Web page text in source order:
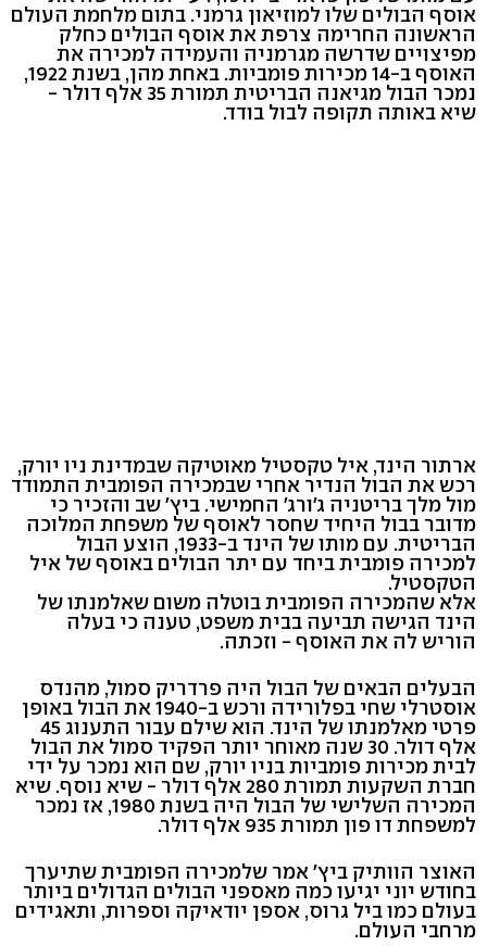
אוסף הבולים שלו למוזיאון גרמני. בתום מלחמת העולם
הראשונה החרימה צרפת את אוסף הבולים כחלק
מפיצויים שדרשה מגרמניה והעמידה למכירה את
האוסף ב-14 מכירות פומביות. באחת מהן, בשנת 1922,
נמכר הבול מגיאנה הבריטית תמורת 35 אלף דולר -
שיא באותה תקופה לבול בודד.
ארתור הינד, איל טקסטיל מאוטיקה שבמדינת ניו יורק,
רכש את הבול הנדיר אחרי שבמכירה הפומבית התמודד
מול מלך בריטניה ג'ורג' החמישי. ביץ' שב והזכיר כי
מדובר בבול היחיד שחסר לאוסף של משפחת המלוכה
הבריטית. עם מותו של הינד ב-1933, הוצע הבול
למכירה פומבית ביחד עם יתר הבולים באוסף של איל
הטקסטיל.
אלא שהמכירה הפומבית בוטלה משום שאלמנתו של
הינד הגישה תביעה בבית משפט, טענה כי בעלה
הוריש לה את האוסף - וזכתה.
הבעלים הבאים של הבול היה פרדריק סמול, מהנדס
אוסטרלי שחי בפלורידה ורכש ב-1940 את הבול באופן
פרטי מאלמנתו של הינד. הוא שילם עבור התענוג 45
אלף דולר. 30 שנה מאוחר יותר הפקיד סמול את הבול
לבית מכירות פומביות בניו יורק, שם הוא נמכר על ידי
חברת השקעות תמורת 280 אלף דולר - שיא נוסף. שיא
המכירה השלישי של הבול היה בשנת 1980, אז נמכר
למשפחת דו פון תמורת 935 אלף דולר.
האוצר הוותיק ביץ' אמר שלמכירה הפומבית שתיערך
בחודש יוני יגיעו כמה מאספני הבולים הגדולים ביותר
בעולם כמו ביל גרוס, אספן יודאיקה וספרות, ותאגידים
מרחבי העולם.